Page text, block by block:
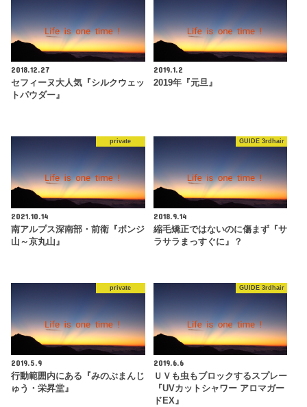
2018.12.27
セフィーヌ大人気『シルクウェッ
トパウダー』
2019.1.2
2019年『元旦』
private
2021.10.14
南アルプス深南部・前衛『ボンジ
山～京丸山』
GUIDE 3rdhair
2018.9.14
縮毛矯正ではないのに傷まず『サ
ラサラまっすぐに』？
private
2019.5.9
行動範囲内にある『みのぶまんじ
ゅう・栄昇堂』
GUIDE 3rdhair
2019.6.6
ＵＶも虫もブロックするスプレー
『UVカットシャワー アロマガー
ドEX』